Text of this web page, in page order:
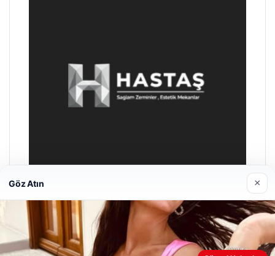
Enes Kaplan Avukatlık Bürosu
28/04/2026
Göz Atın ×